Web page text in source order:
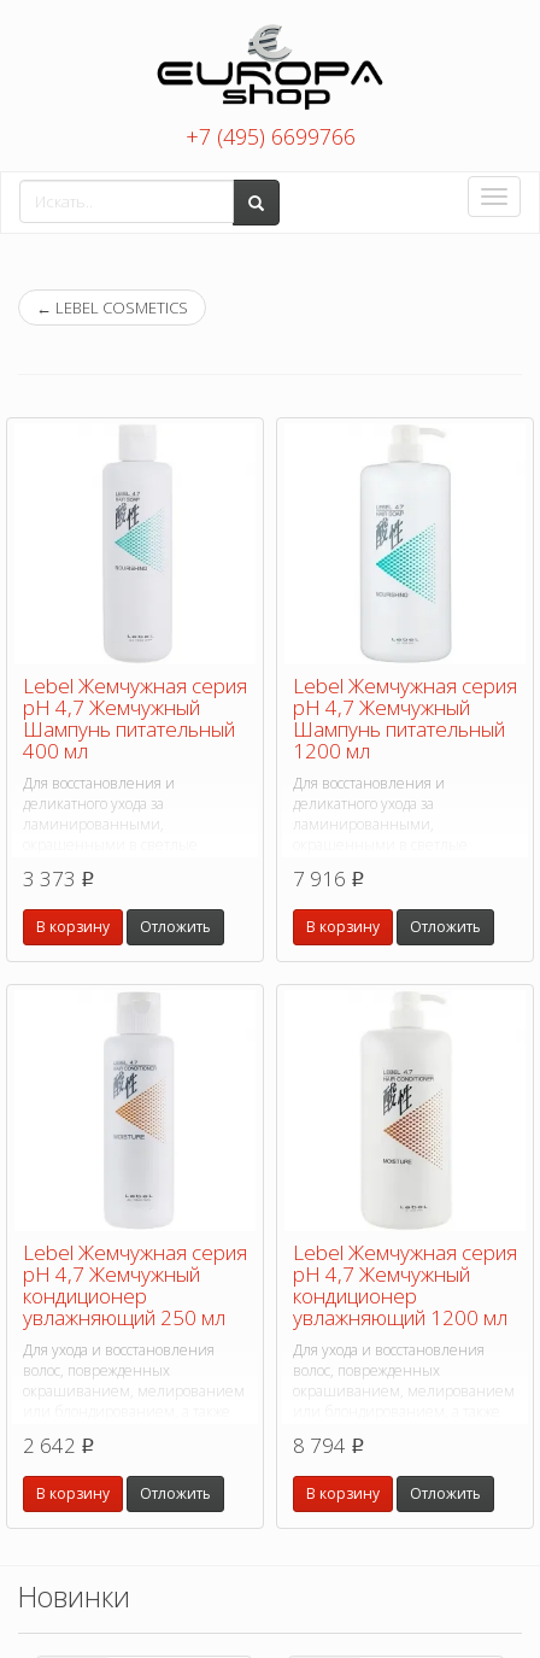
+7 (495) 6699766
Toggle
← LEBEL COSMETICS
Lebel Жемчужная серия
pH 4,7 Жемчужный
Шампунь питательный
400 мл
Для восстановления и
деликатного ухода за
ламинированными,
пористыми натуральными
волосами.
3 373 p
В корзину Отложить
Lebel Жемчужная серия
pH 4,7 Жемчужный
Шампунь питательный
1200 мл
Для восстановления и
деликатного ухода за
ламинированными,
пористыми натуральными
волосами.
7 916 p
В корзину Отложить
Lebel Жемчужная серия
pH 4,7 Жемчужный
кондиционер
увлажняющий 250 мл
Для ухода и восстановления
волос, поврежденных
окрашиванием, мелированием
ламинирования.
2 642 p
В корзину Отложить
Lebel Жемчужная серия
pH 4,7 Жемчужный
кондиционер
увлажняющий 1200 мл
Для ухода и восстановления
волос, поврежденных
окрашиванием, мелированием
ламинирования.
8 794 p
В корзину Отложить
Новинки